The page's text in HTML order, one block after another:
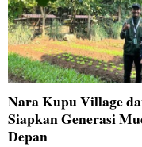
Nara Kupu Village
Siapkan Generasi
Depan